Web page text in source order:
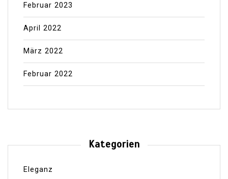
Februar 2023
April 2022
März 2022
Februar 2022
Kategorien
Eleganz